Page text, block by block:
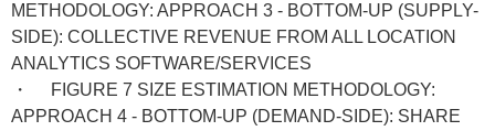
METHODOLOGY: APPROACH 3 - BOTTOM-UP (SUPPLY-
SIDE): COLLECTIVE REVENUE FROM ALL LOCATION
ANALYTICS SOFTWARE/SERVICES
・ FIGURE 7 SIZE ESTIMATION METHODOLOGY:
APPROACH 4 - BOTTOM-UP (DEMAND-SIDE): SHARE